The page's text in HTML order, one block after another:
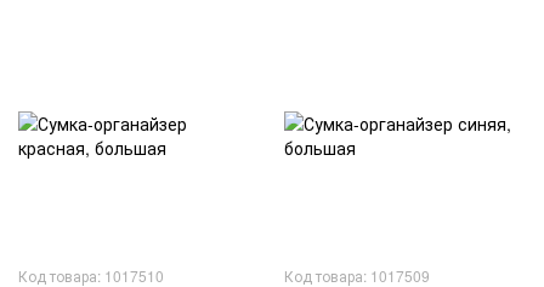
Код товара: 1017510 Код товара: 1017509